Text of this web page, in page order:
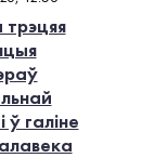
галіне